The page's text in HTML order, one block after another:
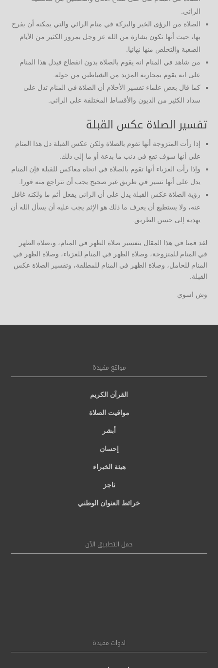
الرائي.
الصلاة من الرؤى الخير والبركة في منام الرائي والتي يمكنه أن يفرح
بها، حيث أنها تكون بشارة من الله عز وجل بمرور الكثير من الأيام
الصعبة والتخلص منها نهائيا.
من شاهد في المنام انه يقوم بالصلاة بدون انقطاع فيدل هذا المنام
على انه يقوم بمحاربة المزيد من الشياطين من حوله.
كما قال بعض علماء تفسير الأحلام أن الصلاة في المنام تدل على
سداد الكثير من الديون والأقساط المختلفة على الرائي.
تفسير الصلاة عكس القبلة
إذا رأت المتزوجة أنها تقوم بالصلاة ولكن عكس القبلة دل هذا المنام
على أنها سوف تقع في ذنب ما بدعة أو ما إلى ذلك.
وإذا رأت العزباء أنها تقوم بالصلاة في اتجاه معاكس للقبلة فإن المنام
يدل على أنها تسير في طريق غير صحيح يجب أن تتراجع منه فورا.
رؤية الصلاة عكس القبلة يدل على أن الرائي يفعل أثم ما ولكنه غافل
عنه، ولا يستطيع أن يعرف ما ذلك هو الإثم يجب عليه أن يسأل الله أن
يهديه إلى حسن الطريق.
لقد قمنا في هذا المقال بتفسير صلاة الظهر في المنام، و،صلاة الظهر
في المنام للمتزوجة، وصلاة الظهر في المنام للعزباء، وصلاة الظهر في
المنام للحامل، وصلاة الظهر في المنام للمطلقة، وتفسير الصلاة عكس
القبلة.
وش اسوي
مواقع مفيدة
القرآن الكريم
مواقيت الصلاة
أبشر
إحسان
هيئة الخبراء
ناجز
خرائط العنوان الوطني
حمل التطبيق الآن
ادوات مفيدة